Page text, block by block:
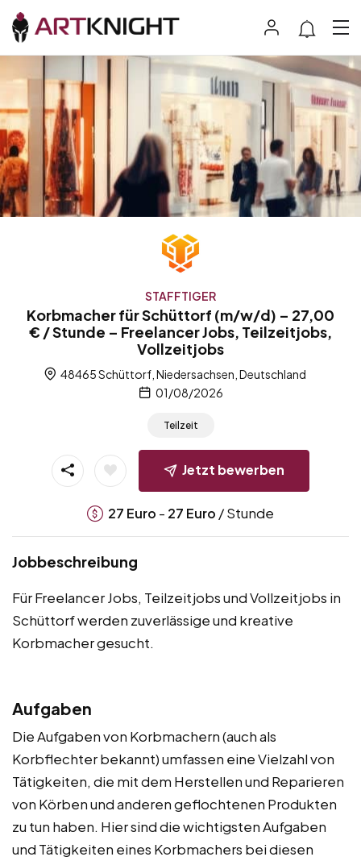
STAFFTIGER
Korbmacher für Schüttorf (m/w/d) – 27,00
€ / Stunde – Freelancer Jobs, Teilzeitjobs,
Vollzeitjobs
48465 Schüttorf, Niedersachsen, Deutschland
01/08/2026
Teilzeit
Jetzt bewerben
27 Euro - 27 Euro / Stunde
Jobbeschreibung
Für Freelancer Jobs, Teilzeitjobs und Vollzeitjobs in
Schüttorf werden zuverlässige und kreative
Korbmacher gesucht.
Aufgaben
Die Aufgaben von Korbmachern (auch als
Korbflechter bekannt) umfassen eine Vielzahl von
Tätigkeiten, die mit dem Herstellen und Reparieren
von Körben und anderen geflochtenen Produkten
zu tun haben. Hier sind die wichtigsten Aufgaben
und Tätigkeiten eines Korbmachers bei diesen